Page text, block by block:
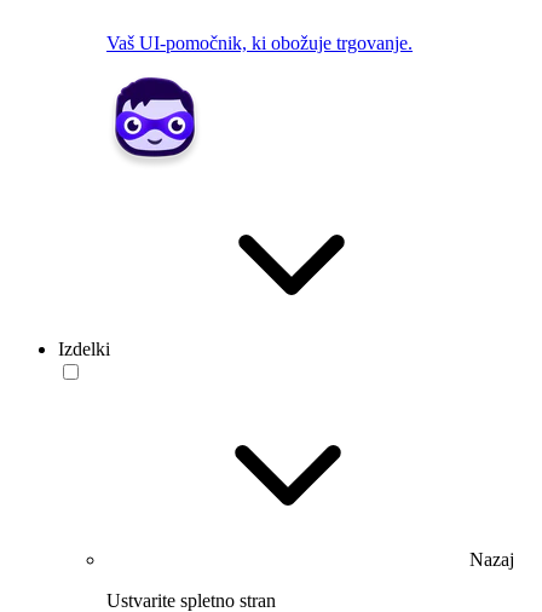
Vaš UI-pomočnik, ki obožuje trgovanje.
Izdelki
Nazaj
Ustvarite spletno stran